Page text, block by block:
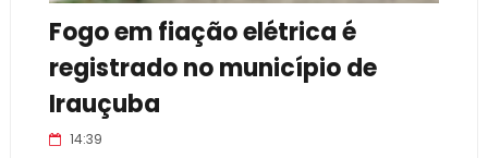
Fogo em fiação elétrica é
registrado no município de
Irauçuba
14:39